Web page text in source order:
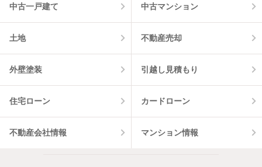
中古一戸建て 中古マンション
土地 不動産売却
外壁塗装 引越し見積もり
住宅ローン カードローン
不動産会社情報 マンション情報